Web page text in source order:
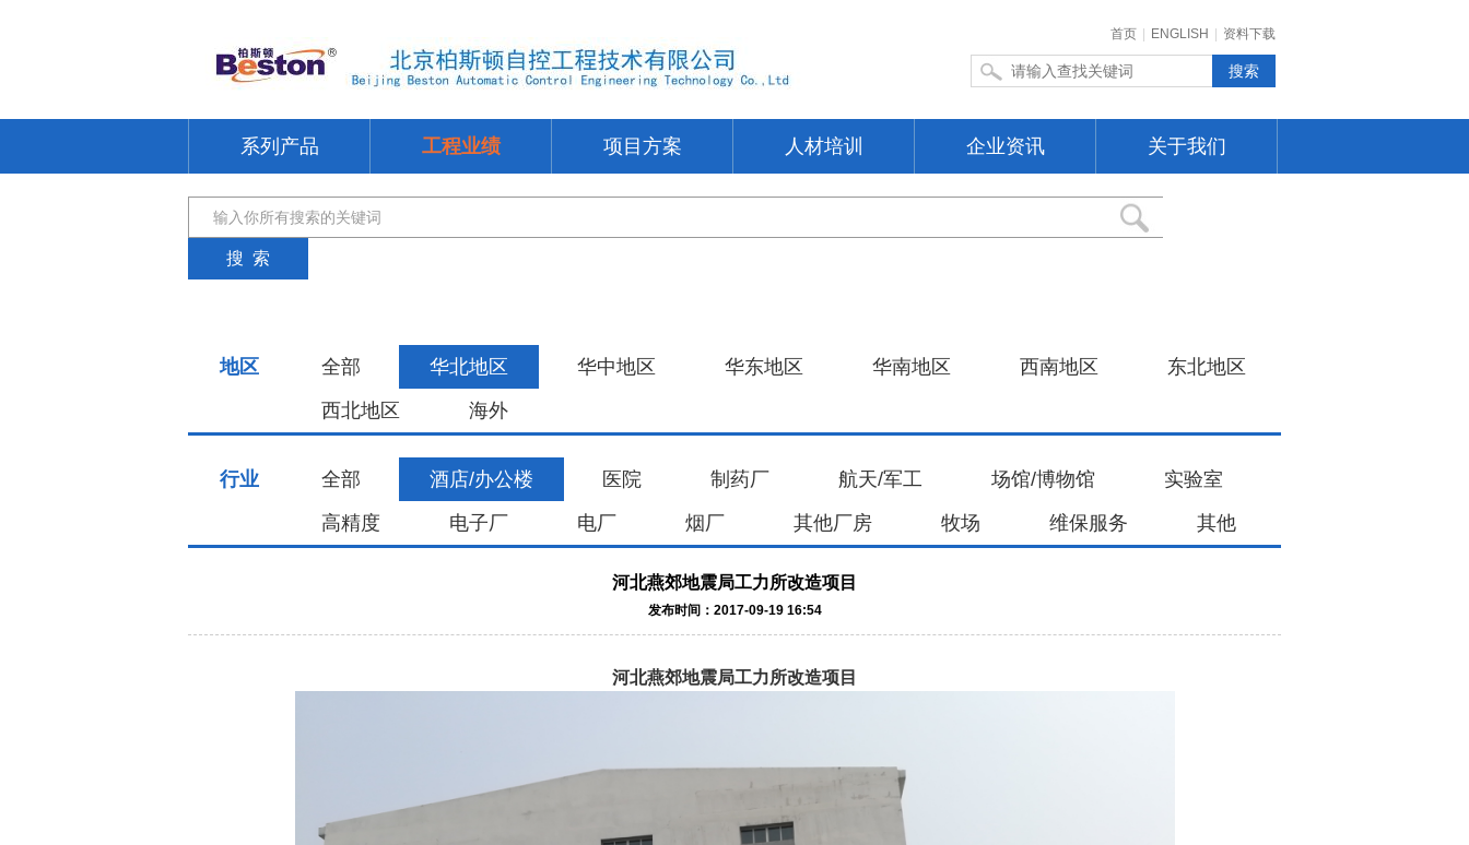
首页 ENGLISH 资料下载
系列产品 工程业绩 项目方案 人材培训 企业资讯 关于我们
地区 全部 华北地区 华中地区 华东地区 华南地区 西南地区
东北地区
西北地区
海外
行业 全部 酒店/办公楼 医院 制药厂 航天/军工 场馆/博物馆
实验室
高精度
电子厂 电厂 烟厂 其他厂房 牧场 维保服务 其他
河北燕郊地震局工力所改造项目
发布时间：2017-09-19 16:54
河北燕郊地震局工力所改造项目